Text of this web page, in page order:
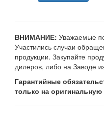
ВНИМАНИЕ: Уважаемые
Участились случаи
продукции. Закупайте
дилеров, либо на Заводе
Гарантийные
только на